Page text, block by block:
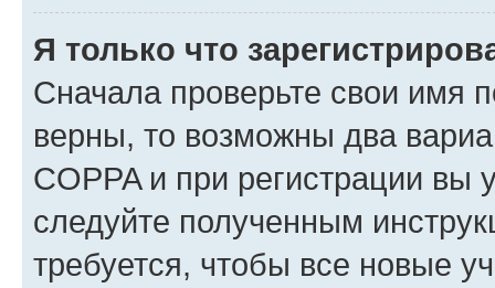
Я только что
Сначала проверьте свои имя
верны, то возможны два
COPPA и при регистрации вы
следуйте полученным
требуется, чтобы все новые